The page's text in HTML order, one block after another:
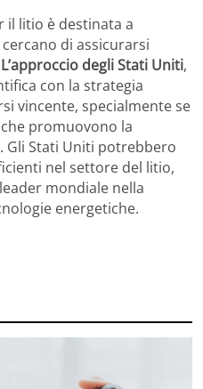
il litio è destinata a
di assicurarsi
L’approccio degli Stati Uniti,
con la strategia
vincente, specialmente se
promuovono la
Gli Stati Uniti potrebbero
nel settore del litio,
mondiale nella
energetiche.